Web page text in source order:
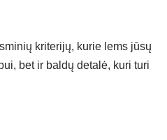
kriterijų, kurie lems jūsų
bet ir baldų detalė, kuri turi